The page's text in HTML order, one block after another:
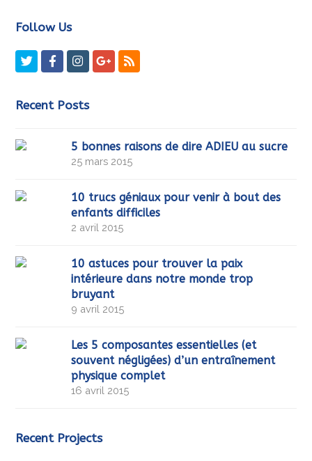
Follow Us
TwitterFacebookInstagramGooglePlus
RSS
Recent Posts
5 bonnes raisons de dire ADIEU au sucre
25 mars 2015
10 trucs géniaux pour venir à bout des
enfants difficiles
2 avril 2015
10 astuces pour trouver la paix
intérieure dans notre monde trop
bruyant
9 avril 2015
Les 5 composantes essentielles (et
souvent négligées) d’un entraînement
physique complet
16 avril 2015
Recent Projects